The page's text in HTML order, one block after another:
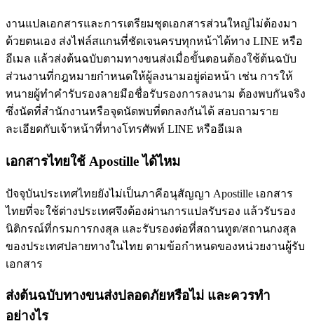
งานแปลเอกสารและการเตรียมชุดเอกสารส่วนใหญ่ไม่ต้องมา
ด้วยตนเอง ส่งไฟล์สแกนที่ชัดเจนครบทุกหน้าได้ทาง LINE หรือ
อีเมล แล้วส่งต้นฉบับตามทางขนส่งเมื่อขั้นตอนต้องใช้ต้นฉบับ
ส่วนงานที่กฎหมายกำหนดให้ผู้ลงนามอยู่ต่อหน้า เช่น การให้
ทนายผู้ทำคำรับรองลายมือชื่อรับรองการลงนาม ต้องพบกันจริง
ซึ่งนัดที่สำนักงานหรือจุดนัดพบที่ตกลงกันได้ สอบถามราย
ละเอียดกับเจ้าหน้าที่ทางโทรศัพท์ LINE หรืออีเมล
เอกสารไทยใช้ Apostille ได้ไหม
ปัจจุบันประเทศไทยยังไม่เป็นภาคีอนุสัญญา Apostille เอกสาร
ไทยที่จะใช้ต่างประเทศจึงต้องผ่านการแปลรับรอง แล้วรับรอง
นิติกรณ์ที่กรมการกงสุล และรับรองต่อที่สถานทูต/สถานกงสุล
ของประเทศปลายทางในไทย ตามข้อกำหนดของหน่วยงานผู้รับ
เอกสาร
ส่งต้นฉบับทางขนส่งปลอดภัยหรือไม่ และควรทำ
อย่างไร